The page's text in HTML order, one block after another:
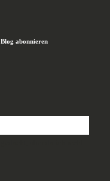
Blog abonnieren